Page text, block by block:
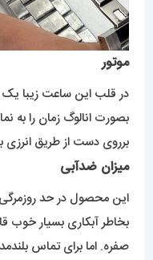
موتور
در قلب این ساعت زیبا یک
بصورت انالوگ زمان را به
برروی دست از طریق انرزی
میزان ضدآبی
این محصول در حد
بخاطر آبکاری بسیار
صفره. اما برای تماس